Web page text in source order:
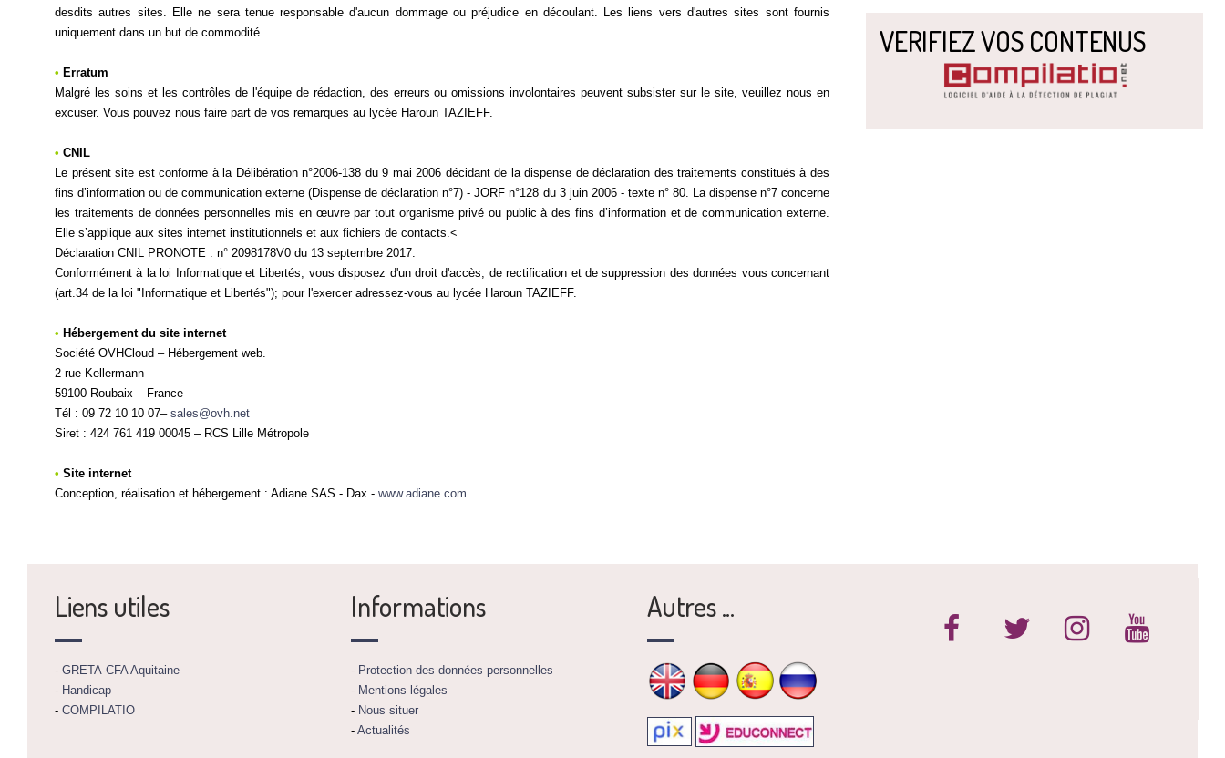
VERIFIEZ VOS CONTENUS
desdits autres sites. Elle ne sera tenue responsable d'aucun dommage ou préjudice en découlant. Les liens vers d'autres sites sont fournis
uniquement dans un but de commodité.
• Erratum
Malgré les soins et les contrôles de l'équipe de rédaction, des erreurs ou omissions involontaires peuvent subsister sur le site, veuillez nous en
excuser. Vous pouvez nous faire part de vos remarques au lycée Haroun TAZIEFF.
• CNIL
Le présent site est conforme à la Délibération n°2006-138 du 9 mai 2006 décidant de la dispense de déclaration des traitements constitués à des
fins d’information ou de communication externe (Dispense de déclaration n°7) - JORF n°128 du 3 juin 2006 - texte n° 80. La dispense n°7 concerne
les traitements de données personnelles mis en œuvre par tout organisme privé ou public à des fins d’information et de communication externe.
Elle s’applique aux sites internet institutionnels et aux fichiers de contacts.<
Déclaration CNIL PRONOTE : n° 2098178V0 du 13 septembre 2017.
Conformément à la loi Informatique et Libertés, vous disposez d'un droit d'accès, de rectification et de suppression des données vous concernant
(art.34 de la loi "Informatique et Libertés"); pour l'exercer adressez-vous au lycée Haroun TAZIEFF.
• Hébergement du site internet
Société OVHCloud – Hébergement web.
2 rue Kellermann
59100 Roubaix – France
Tél : 09 72 10 10 07– sales@ovh.net
Siret : 424 761 419 00045 – RCS Lille Métropole
• Site internet
Conception, réalisation et hébergement : Adiane SAS - Dax - www.adiane.com
Liens utiles
- GRETA-CFA Aquitaine
- Handicap
- COMPILATIO
Informations
- Protection des données personnelles
- Mentions légales
- Nous situer
- Actualités
Autres ...